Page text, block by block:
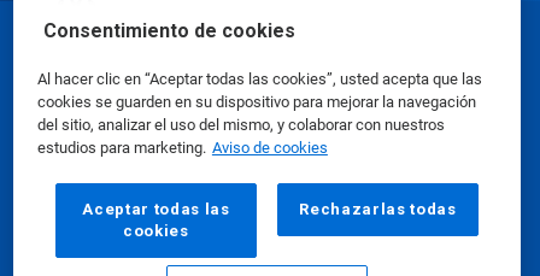
Consentimiento de cookies
Al hacer clic en “Aceptar todas las cookies”, usted acepta que las
cookies se guarden en su dispositivo para mejorar la navegación
del sitio, analizar el uso del mismo, y colaborar con nuestros
estudios para marketing. Aviso de cookies
Aceptar todas las
cookies
Rechazarlas todas
Hojas de datos de seguridad|Política de privacidad
|condiciones de uso